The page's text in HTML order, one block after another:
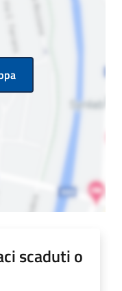
scaduti o